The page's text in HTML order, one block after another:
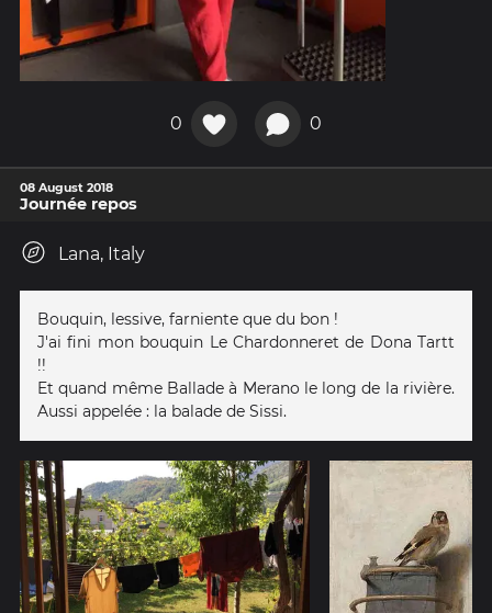
0 0
08 August 2018
Journée repos
Lana, Italy
Bouquin, lessive, farniente que du bon !
J'ai fini mon bouquin Le Chardonneret de Dona Tartt
!!
Et quand même Ballade à Merano le long de la rivière.
Aussi appelée : la balade de Sissi.